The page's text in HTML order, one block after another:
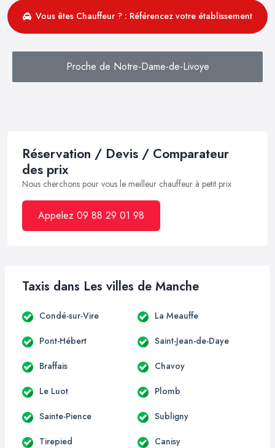
Vous êtes Chauffeur ? : Référencez votre établissement
Proche de Notre-Dame-de-Livoye
Réservation / Devis / Comparateur
des prix
Nous cherchons pour vous le meilleur chauffeur à petit prix
Appelez 09 88 29 01 98
Taxis dans Les villes de Manche
Condé-sur-Vire La Meauffe
Pont-Hébert Saint-Jean-de-Daye
Braffais Chavoy
Le Luot Plomb
Sainte-Pience Subligny
Tirepied Canisy